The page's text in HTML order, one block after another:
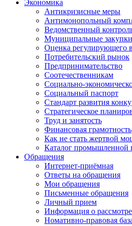
Экономика
Антикризисные меры
Антимонопольный
Ведомственный
Муниципальные закупки
Оценка регулирующего
Потребительский рынок
Предпринимательство
Соотечественникам
Социально-
Социальный паспорт
Стандарт развития
Стратегическое
Труд и занятость
Финансовая грамотность
Как не стать жертвой
Каталог промышленной
Обращения
Интернет-приёмная
Ответы на обращения
Мои обращения
Письменные обращения
Личный прием
Информация о
Номативно-правовая